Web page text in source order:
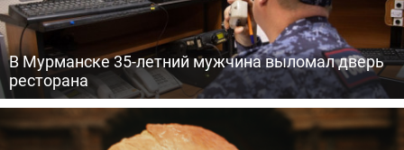
В Мурманске 35-летний мужчина выломал дверь
ресторана